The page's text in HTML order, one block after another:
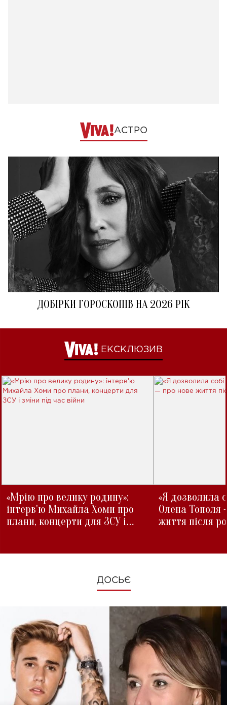
АСТРО
ДОБІРКИ ГОРОСКОПІВ НА 2026 РІК
ЕКСКЛЮЗИВ
«Мрію про велику родину»:
інтерв'ю Михайла Хоми про
плани, концерти для ЗСУ і
«Я дозволила
Олена Тополя
життя після
ДОСЬЄ